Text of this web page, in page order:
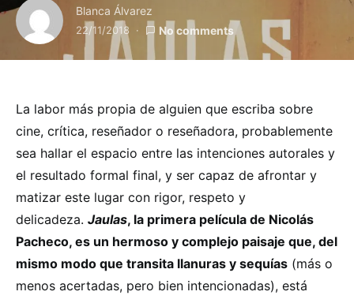
Blanca Álvarez
22/11/2018 No comments
La labor más propia de alguien que escriba sobre
cine, crítica, reseñador o reseñadora, probablemente
sea hallar el espacio entre las intenciones autorales y
el resultado formal final, y ser capaz de afrontar y
matizar este lugar con rigor, respeto y
delicadeza. Jaulas, la primera película de Nicolás
Pacheco, es un hermoso y complejo paisaje que, del
mismo modo que transita llanuras y sequías (más o
menos acertadas, pero bien intencionadas), está